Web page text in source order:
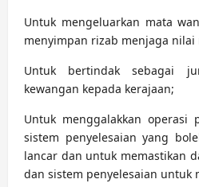
Untuk mengeluarkan mata
menyimpan rizab menjaga nilai
Untuk bertindak sebagai
kewangan kepada kerajaan;
Untuk menggalakkan operasi
sistem penyelesaian yang
lancar dan untuk memastikan
dan sistem penyelesaian untuk